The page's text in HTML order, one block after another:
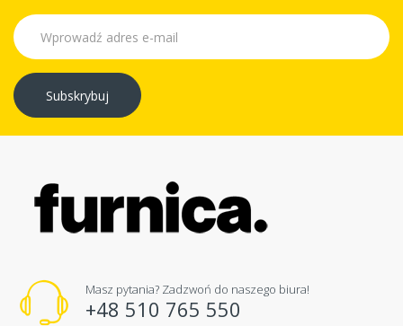
Subskrybuj
Masz pytania? Zadzwoń do naszego biura!
+48 510 765 550